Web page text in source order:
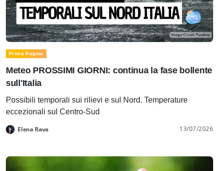
Prima Pagina
Meteo PROSSIMI GIORNI: continua la fase bollente
sull'Italia
Possibili temporali sui rilievi e sul Nord. Temperature
eccezionali sul Centro-Sud
Elena Rava 13/07/2026